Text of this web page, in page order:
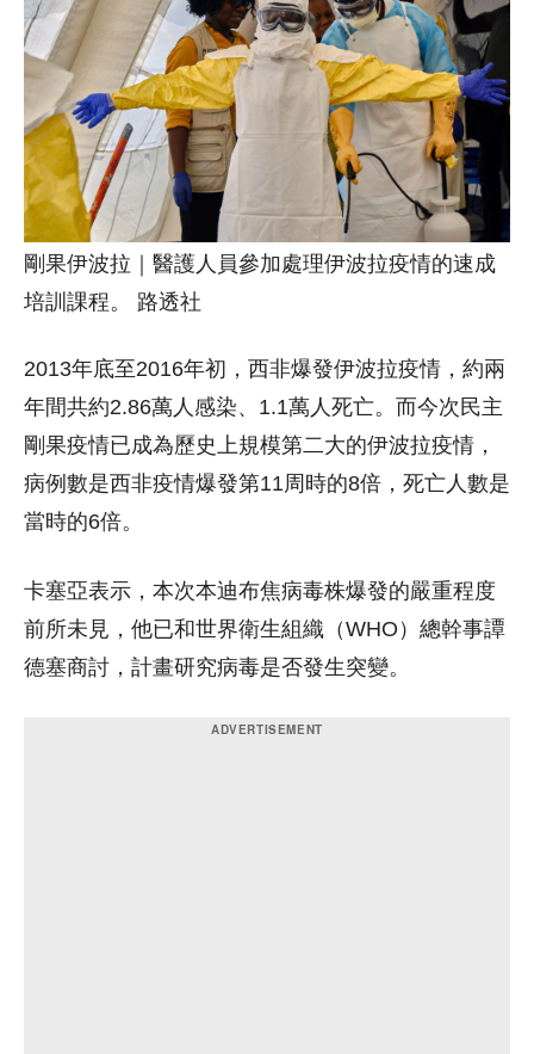
剛果伊波拉｜醫護人員參加處理伊波拉疫情的速成
培訓課程。 路透社
2013年底至2016年初，西非爆發伊波拉疫情，約兩
年間共約2.86萬人感染、1.1萬人死亡。而今次民主
剛果疫情已成為歷史上規模第二大的伊波拉疫情，
病例數是西非疫情爆發第11周時的8倍，死亡人數是
當時的6倍。
卡塞亞表示，本次本迪布焦病毒株爆發的嚴重程度
前所未見，他已和世界衛生組織（WHO）總幹事譚
德塞商討，計畫研究病毒是否發生突變。